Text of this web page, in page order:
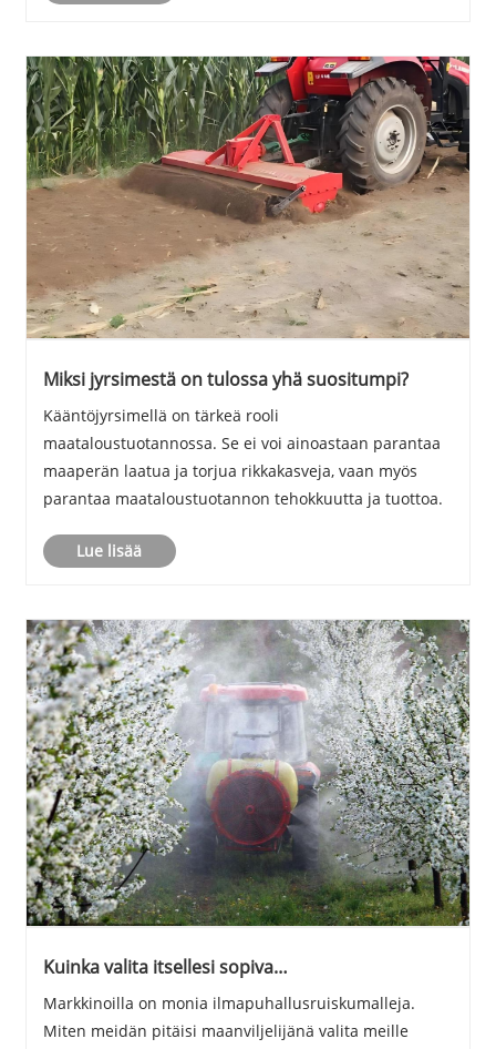
Miksi jyrsimestä on tulossa yhä suositumpi?
Kääntöjyrsimellä on tärkeä rooli
maataloustuotannossa. Se ei voi ainoastaan ​​parantaa
maaperän laatua ja torjua rikkakasveja, vaan myös
parantaa maataloustuotannon tehokkuutta ja tuottoa.
Lue lisää
Kuinka valita itsellesi sopiva
Markkinoilla on monia ilmapuhallusruiskumalleja.
Miten meidän pitäisi maanviljelijänä valita meille